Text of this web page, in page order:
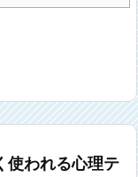
使われる心理テ